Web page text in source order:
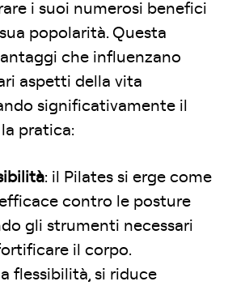
i suoi numerosi benefici
popolarità. Questa
che influenzano
aspetti della vita
significativamente il
pratica:
: il Pilates si erge come
contro le posture
gli strumenti necessari
il corpo.
flessibilità, si riduce